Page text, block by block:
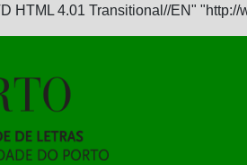
HTML 4.01 Transitional//EN"